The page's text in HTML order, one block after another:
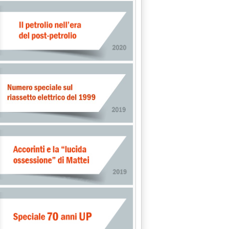
Gse aggiorna manuali utente '